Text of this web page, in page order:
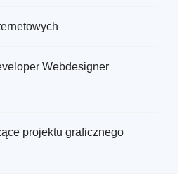
Webdesigner
projektu graficznego